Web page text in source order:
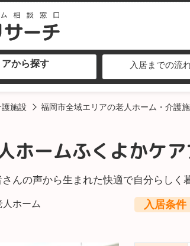
アから探す 入居までの流
施設 福岡市全域エリアの老人ホーム・介護
ホームふくよかケ
んの声から生まれた快適で自分らしく
ホーム 入居条件